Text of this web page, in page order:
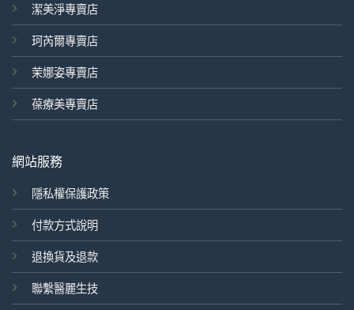
潔美淨專賣店
珂芮爾專賣店
茉娜姿專賣店
葆療美專賣店
網站服務
隱私權保護政策
付款方式說明
退換貨及退款
聯繫醫麗生技